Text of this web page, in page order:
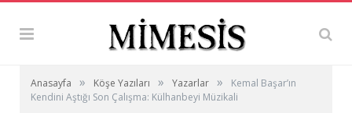
Anasayfa » Köşe Yazıları » Yazarlar »
Kemal Başar’ın
Kendini Aştığı Son Çalışma: Külhanbeyi Müzikali